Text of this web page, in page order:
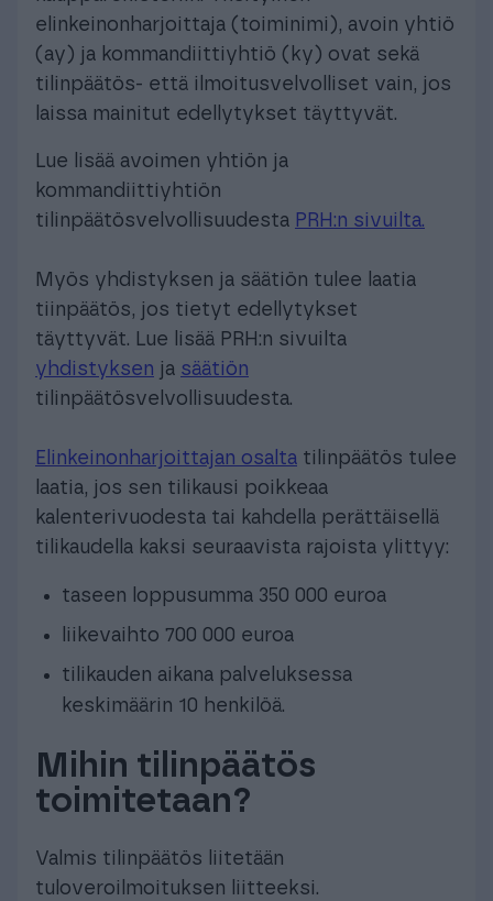
elinkeinonharjoittaja (toiminimi), avoin yhtiö
(ay) ja kommandiittiyhtiö (ky) ovat sekä
tilinpäätös- että ilmoitusvelvolliset vain, jos
laissa mainitut edellytykset täyttyvät.
Lue lisää avoimen yhtiön ja
kommandiittiyhtiön
tilinpäätösvelvollisuudesta PRH:n sivuilta.
Myös yhdistyksen ja säätiön tulee laatia
tiinpäätös, jos tietyt edellytykset
täyttyvät. Lue lisää PRH:n sivuilta
yhdistyksen ja säätiön
tilinpäätösvelvollisuudesta.
Elinkeinonharjoittajan osalta tilinpäätös tulee
laatia, jos sen tilikausi poikkeaa
kalenterivuodesta tai kahdella perättäisellä
tilikaudella kaksi seuraavista rajoista ylittyy:
taseen loppusumma 350 000 euroa
liikevaihto 700 000 euroa
tilikauden aikana palveluksessa
keskimäärin 10 henkilöä.
Mihin tilinpäätös
toimitetaan?
Valmis tilinpäätös liitetään
tuloveroilmoituksen liitteeksi.